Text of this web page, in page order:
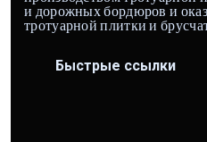
и дорожных бордюров и
тротуарной плитки и
Быстрые ссылки